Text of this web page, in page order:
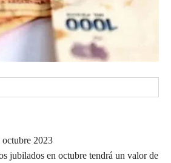
2023
jubilados en octubre tendrá un valor de